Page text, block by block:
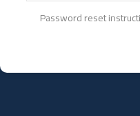
Password reset